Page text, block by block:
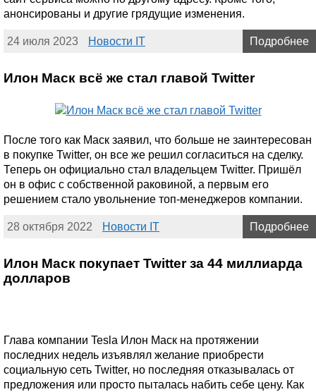
анонсированы и другие грядущие изменения.
24 июля 2023 Новости IT Подробнее
Илон Маск всё же стал главой Twitter
После того как Маск заявил, что больше не заинтересован
в покупке Twitter, он все же решил согласиться на сделку.
Теперь он официально стал владельцем Twitter. Пришёл
он в офис с собственной раковиной, а первым его
решением стало увольнение топ-менеджеров компании.
28 октября 2022 Новости IT Подробнее
Илон Маск покупает Twitter за 44 миллиарда
долларов
Глава компании Tesla Илон Маск на протяжении
последних недель изъявлял желание приобрести
социальную сеть Twitter, но последняя отказывалась от
предложения или просто пыталась набить себе цену. Как